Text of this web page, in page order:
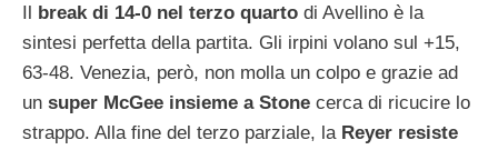
Il break di 14-0 nel terzo quarto di Avellino è la
sintesi perfetta della partita. Gli irpini volano sul +15,
63-48. Venezia, però, non molla un colpo e grazie ad
un super McGee insieme a Stone cerca di ricucire lo
strappo. Alla fine del terzo parziale, la Reyer resiste